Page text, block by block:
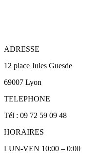
ADRESSE
12 place Jules Guesde
69007 Lyon
TELEPHONE
Tél : 09 72 59 09 48
HORAIRES
LUN-VEN 10:00 – 0:00